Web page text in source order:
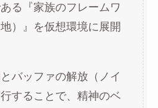
る『家族のフレームワ
）』を仮想環境に展開
バッファの解放（ノイ
することで、精神のベ